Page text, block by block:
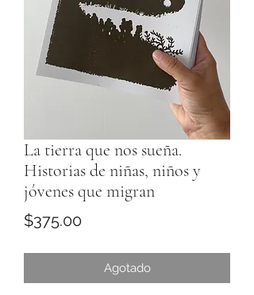
La tierra que nos sueña.
Historias de niñas, niños y
jóvenes que migran
$375.00Precio
Agotado